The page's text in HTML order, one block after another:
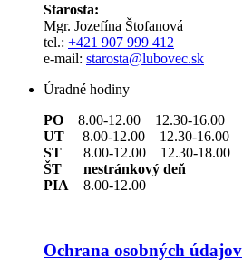
Starosta:
Mgr. Jozefína Štofanová
tel.: +421 907 999 412
e-mail: starosta@lubovec.sk
Úradné hodiny
PO 8.00-12.00 12.30-16.00
UT 8.00-12.00 12.30-16.00
ST 8.00-12.00 12.30-18.00
ŠT nestránkový deň
PIA 8.00-12.00
Ochrana osobných údajov